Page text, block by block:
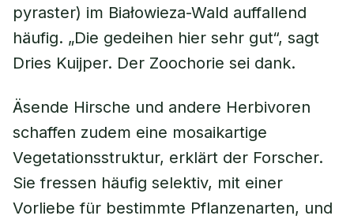
pyraster) im Białowieza-Wald auffallend
häufig. „Die gedeihen hier sehr gut“, sagt
Dries Kuijper. Der Zoochorie sei dank.
Äsende Hirsche und andere Herbivoren
schaffen zudem eine mosaikartige
Vegetationsstruktur, erklärt der Forscher.
Sie fressen häufig selektiv, mit einer
Vorliebe für bestimmte Pflanzenarten, und